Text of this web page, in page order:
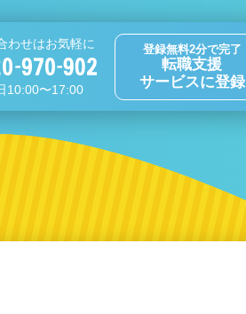
わせはお気軽に
10:00〜17:00
登録無料2分で完了
転職支援
サービスに登録